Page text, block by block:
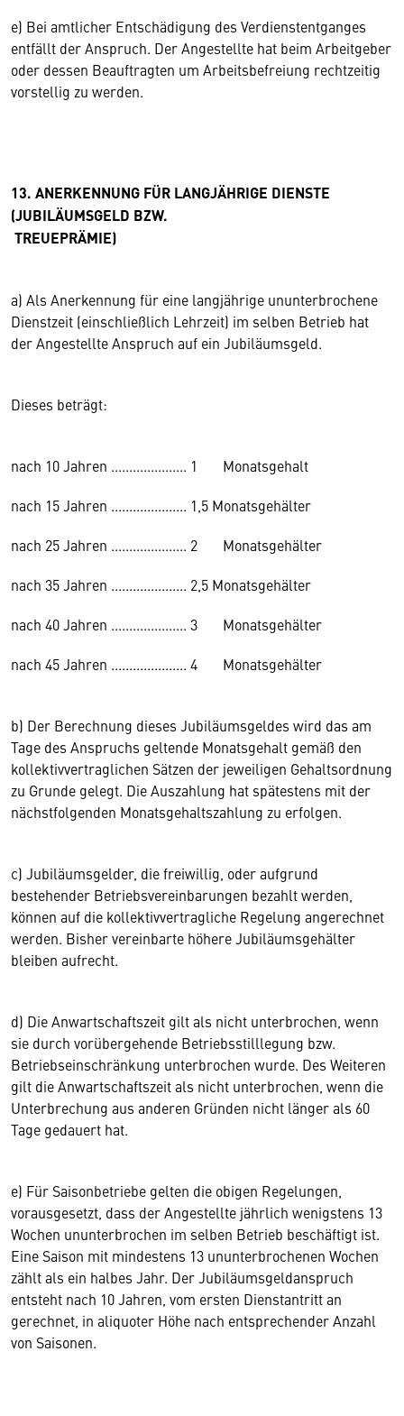
e) Bei amtlicher Entschädigung des Verdienstentganges
entfällt der Anspruch. Der Angestellte hat beim Arbeitgeber
oder dessen Beauftragten um Arbeitsbefreiung rechtzeitig
vorstellig zu werden.
13. ANERKENNUNG FÜR LANGJÄHRIGE DIENSTE
(JUBILÄUMSGELD BZW.
TREUEPRÄMIE)
a) Als Anerkennung für eine langjährige ununterbrochene
Dienstzeit (einschließlich Lehrzeit) im selben Betrieb hat
der Angestellte Anspruch auf ein Jubiläumsgeld.
Dieses beträgt:
nach 10 Jahren ..................... 1 Monatsgehalt
nach 15 Jahren ..................... 1,5 Monatsgehälter
nach 25 Jahren ..................... 2 Monatsgehälter
nach 35 Jahren ..................... 2,5 Monatsgehälter
nach 40 Jahren ..................... 3 Monatsgehälter
nach 45 Jahren ..................... 4 Monatsgehälter
b) Der Berechnung dieses Jubiläumsgeldes wird das am
Tage des Anspruchs geltende Monatsgehalt gemäß den
kollektivvertraglichen Sätzen der jeweiligen Gehaltsordnung
zu Grunde gelegt. Die Auszahlung hat spätestens mit der
nächstfolgenden Monatsgehaltszahlung zu erfolgen.
c) Jubiläumsgelder, die freiwillig, oder aufgrund
bestehender Betriebsvereinbarungen bezahlt werden,
können auf die kollektivvertragliche Regelung angerechnet
werden. Bisher vereinbarte höhere Jubiläumsgehälter
bleiben aufrecht.
d) Die Anwartschaftszeit gilt als nicht unterbrochen, wenn
sie durch vorübergehende Betriebsstilllegung bzw.
Betriebseinschränkung unterbrochen wurde. Des Weiteren
gilt die Anwartschaftszeit als nicht unterbrochen, wenn die
Unterbrechung aus anderen Gründen nicht länger als 60
Tage gedauert hat.
e) Für Saisonbetriebe gelten die obigen Regelungen,
vorausgesetzt, dass der Angestellte jährlich wenigstens 13
Wochen ununterbrochen im selben Betrieb beschäftigt ist.
Eine Saison mit mindestens 13 ununterbrochenen Wochen
zählt als ein halbes Jahr. Der Jubiläumsgeldanspruch
entsteht nach 10 Jahren, vom ersten Dienstantritt an
gerechnet, in aliquoter Höhe nach entsprechender Anzahl
von Saisonen.